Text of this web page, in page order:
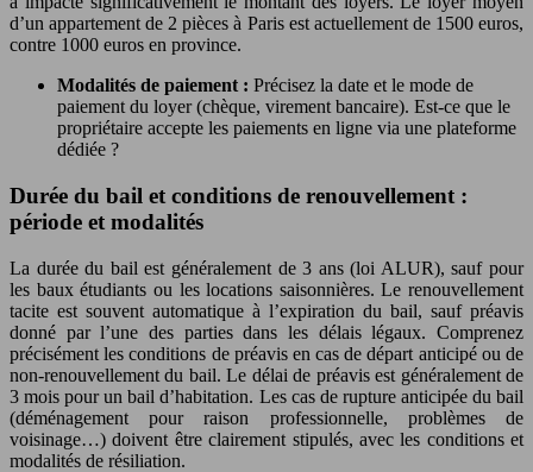
d’un appartement de 2 pièces à Paris est actuellement de 1500 euros,
contre 1000 euros en province.
Modalités de paiement : Précisez la date et le mode de
paiement du loyer (chèque, virement bancaire). Est-ce que le
propriétaire accepte les paiements en ligne via une plateforme
dédiée ?
Durée du bail et conditions de renouvellement :
période et modalités
La durée du bail est généralement de 3 ans (loi ALUR), sauf pour
les baux étudiants ou les locations saisonnières. Le renouvellement
tacite est souvent automatique à l’expiration du bail, sauf préavis
donné par l’une des parties dans les délais légaux. Comprenez
précisément les conditions de préavis en cas de départ anticipé ou de
non-renouvellement du bail. Le délai de préavis est généralement de
3 mois pour un bail d’habitation. Les cas de rupture anticipée du bail
(déménagement pour raison professionnelle, problèmes de
voisinage…) doivent être clairement stipulés, avec les conditions et
modalités de résiliation.